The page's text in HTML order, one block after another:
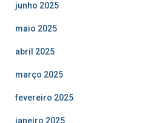
junho 2025
maio 2025
abril 2025
março 2025
fevereiro 2025
janeiro 2025